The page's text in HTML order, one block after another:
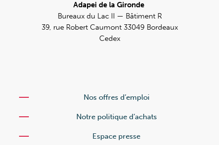
Adapei de la Gironde
Bureaux du Lac II — Bâtiment R
39, rue Robert Caumont 33049 Bordeaux
Cedex
Nos offres d’emploi
Notre politique d’achats
Espace presse